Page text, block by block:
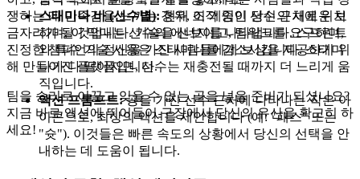
쟁하는 데 만족감을 느끼는 경우, 이 게임이 당신의 새로운 보
금자리가 될 것입니다. 기술을 선보이고, 팀워크를 요구하며,
진정한 챔피언의 정신을 가진 사람들에게 보상을 제공하기 위
해 만들어진 플랫폼입니다.
팀을 승리로 이끌고 잊을 수 없는 골을 넣을 준비가 되셨나요?
지금 바로 액션에 뛰어들어 구장에서 당신의 유산을 확고히 하
세요!
스태미나 바 (선수별):현재 조작 중인 선수 근처에 위치
하며, 이 막대는 선수의 에너지를 나타냅니다. 스프린트
와 특수 기술 사용은 스태미나를 감소시킵니다. 스태미
나가 다 떨어지면, 선수는 재충전될 때까지 더 느리게 움
직입니다.
액션 프롬프트:공을 가진 선수 근처에 나타나는 작은 아
이콘으로, 최상의 액션을 제안합니다 (예: "패스" 또는
"슛"). 이것들은 빠른 속도의 상황에서 당신의 선택을 안
내하는 데 도움이 됩니다.